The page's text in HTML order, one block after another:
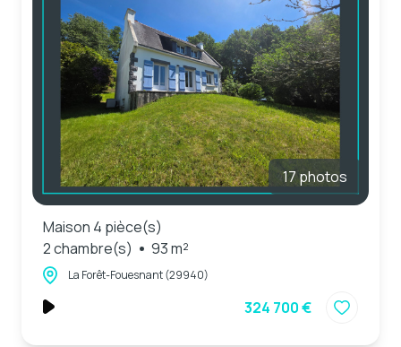
17 photos
Maison 4 pièce(s)
2 chambre(s)
93 m²
La Forêt-Fouesnant (29940)
324 700 €